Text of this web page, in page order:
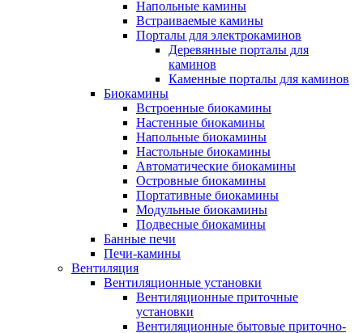
Напольные камины
Встраиваемые камины
Порталы для электрокаминов
Деревянные порталы для
каминов
Каменные порталы для каминов
Биокамины
Встроенные биокамины
Настенные биокамины
Напольные биокамины
Настольные биокамины
Автоматические биокамины
Островные биокамины
Портативные биокамины
Модульные биокамины
Подвесные биокамины
Банные печи
Печи-камины
Вентиляция
Вентиляционные установки
Вентиляционные приточные
установки
Вентиляционные бытовые приточно-